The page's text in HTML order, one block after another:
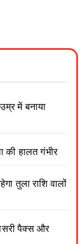
में बनाया
की हालत गंभीर
तुला राशि वालों
पैक्स और